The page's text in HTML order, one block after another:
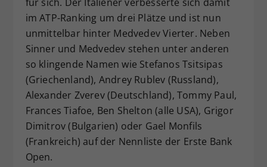
im ATP-Ranking um drei Plätze und ist nun
unmittelbar hinter Medvedev Vierter. Neben
Sinner und Medvedev stehen unter anderen
so klingende Namen wie Stefanos Tsitsipas
(Griechenland), Andrey Rublev (Russland),
Alexander Zverev (Deutschland), Tommy Paul,
Frances Tiafoe, Ben Shelton (alle USA), Grigor
Dimitrov (Bulgarien) oder Gael Monfils
(Frankreich) auf der Nennliste der Erste Bank
Open.